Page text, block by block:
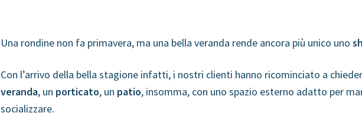
Una rondine non fa primavera, ma una bella veranda rende ancora più unico uno
Con l’arrivo della bella stagione infatti, i nostri clienti hanno ricominciato a
veranda, un porticato, un patio, insomma, con uno spazio esterno adatto per
socializzare.